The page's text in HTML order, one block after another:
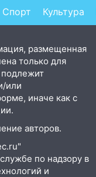
Спорт Культура
размещенная
только для
подлежит
или
иначе как с
авторов.
по надзору в
и